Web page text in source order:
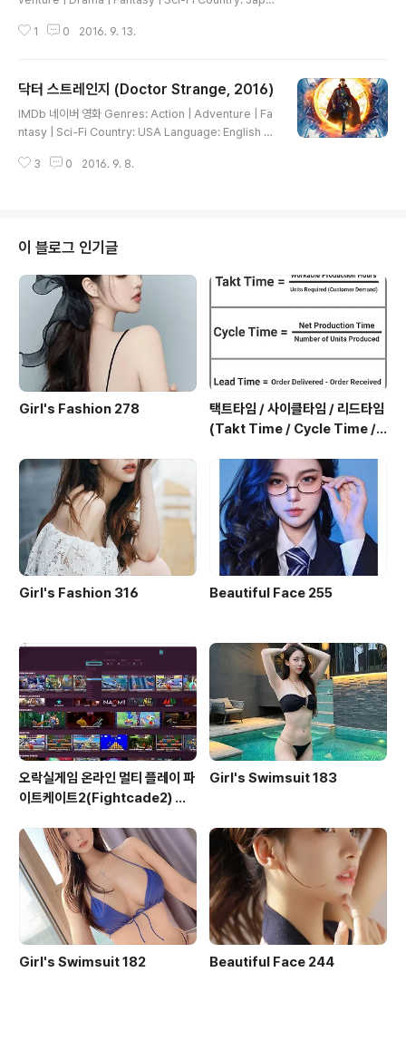
July 2016 (Japan) 파이널 판타지 15 시리즈의 CG 영
점을 맞추었다면 킹스글레이브는 녹티스 일행이 자리를 비
운 사이에 루시스 왕국에서 벌어진 사건을 다룬다. 루시스
왕국의 국왕인 레기스 113세와 그를 지키는 킹스글레이브
모양이 영어를 메인으로 제작돼서 일본어 더빙은 대사와
1 0 2016. 9. 13.
닥터 스트레인지 (Doctor Strange, 2016)
IMDb 네이버 영화 Genres: Action | Adventure | Fa
ntasy | Sci-Fi Country: USA Language: English R
ocations: New York City, New York, USA 10월 개
0월 말 국내 개봉하는 '닥터 스트리엔지'가 주인공 컴버배
치부터 레이첼 맥아담스, 틸다 스윈튼, 매즈 미켈슨, 치웨텔
에지오포 등 아카데미를 비롯해 세계 각국의 영화제를 섭
렵한 톱스타들이 총출동한 초호화 캐스팅으로 화제를 ..
3 0 2016. 9. 8.
이 블로그 인기글
Girl's Fashion 278
택트타임 / 사이클타임 / 리드타임
(Takt Time / Cycle Time / L
Girl's Fashion 316 Beautiful Face 255
오락실게임 온라인 멀티 플레이 파
이트케이트2(Fightcade2) 설
Girl's Swimsuit 183
Girl's Swimsuit 182 Beautiful Face 244